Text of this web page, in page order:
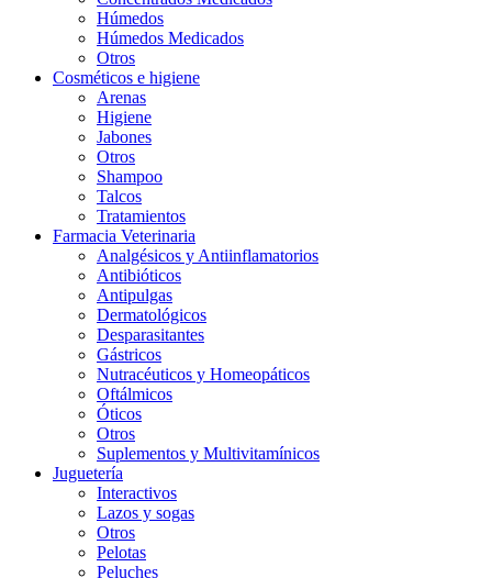
Húmedos
Húmedos Medicados
Otros
Cosméticos e higiene
Arenas
Higiene
Jabones
Otros
Shampoo
Talcos
Tratamientos
Farmacia Veterinaria
Analgésicos y Antiinflamatorios
Antibióticos
Antipulgas
Dermatológicos
Desparasitantes
Gástricos
Nutracéuticos y Homeopáticos
Oftálmicos
Óticos
Otros
Suplementos y Multivitamínicos
Juguetería
Interactivos
Lazos y sogas
Otros
Pelotas
Peluches